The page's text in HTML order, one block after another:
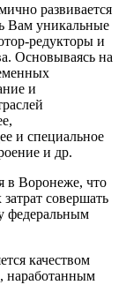
развивается
Вам уникальные
редукторы и
Основываясь на
и
и специальное
и др.
в Воронеже, что
совершать
федеральным
качеством
наработанным